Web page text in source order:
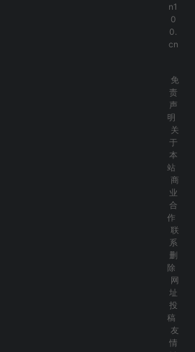
n1
0
0.
cn
免
责
声
明
关
于
本
站
商
业
合
作
联
系
删
除
网
址
投
稿
友
情